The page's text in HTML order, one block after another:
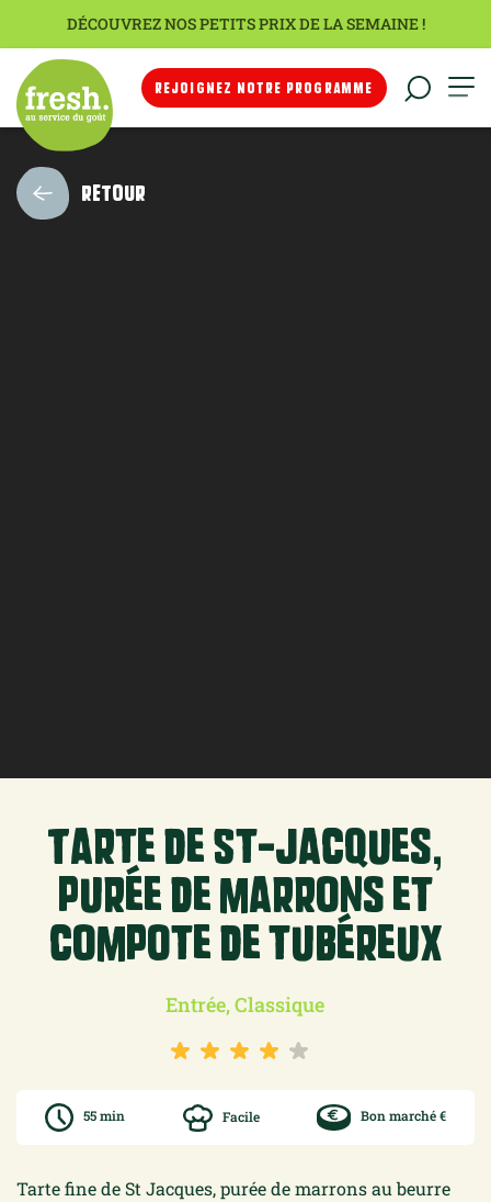
DÉCOUVREZ NOS PETITS PRIX DE LA SEMAINE !
REJOIGNEZ NOTRE PROGRAMME
RETOUR
Tarte de St-Jacques,
purée de marrons et
compote de tubéreux
Entrée, Classique
55 min Facile Bon marché €
Tarte fine de St Jacques, purée de marrons au beurre